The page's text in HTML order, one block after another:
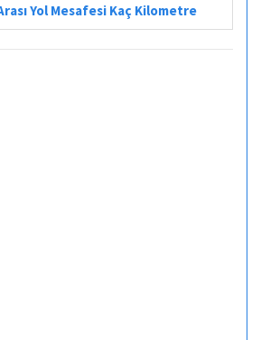
Yol Mesafesi Kaç Kilometre